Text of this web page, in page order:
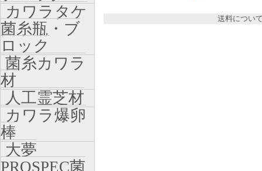
送料につい
カワラタケ
菌糸瓶・ブ
ロック
菌糸カワラ
材
人工霊芝材
カワラ爆卵
棒
大夢
PROSPEC菌